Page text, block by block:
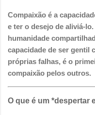
Compaixão é a
e ter o desejo de aliviá-
humanidade
capacidade de ser gentil
próprias falhas, é o
compaixão pelos outros.
O que é um *despertar